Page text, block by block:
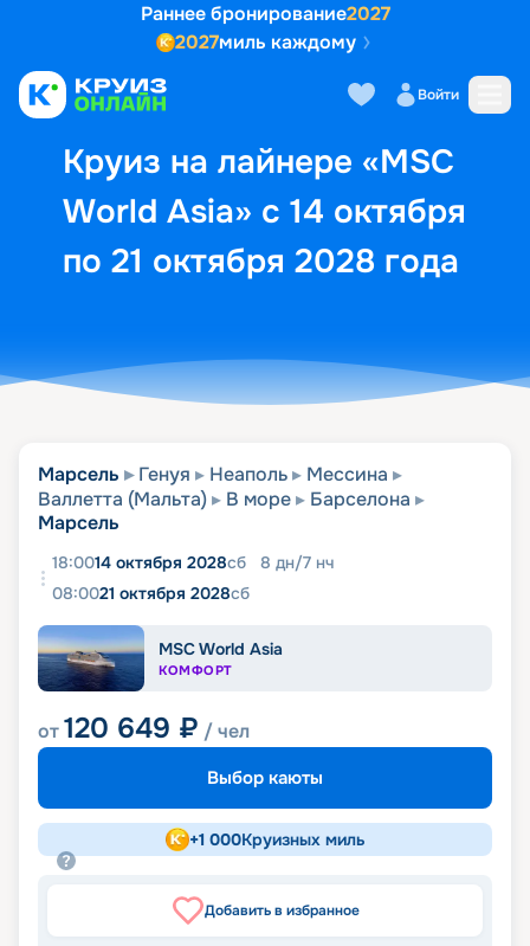
Раннее бронирование2027
2027миль каждому
Войти
Круиз на лайнере «MSC
World Asia» с 14 октября
по 21 октября 2028 года
Выбор кают Маршрут и
Марсель Генуя Неаполь
Мессина
Валлетта (Мальта)
В море
Барселона
Марсель
18:0014 октября 2028сб 8 дн/7 нч
08:0021 октября 2028сб
MSC World Asia
КОМФОРТ
от120 649 ₽ / чел
Выбор каюты
+1 000Круизных миль
Добавить в избранное